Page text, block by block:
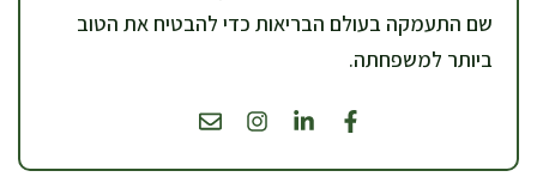
שם התעמקה בעולם הבריאות כדי להבטיח את הטוב
ביותר למשפחתה.